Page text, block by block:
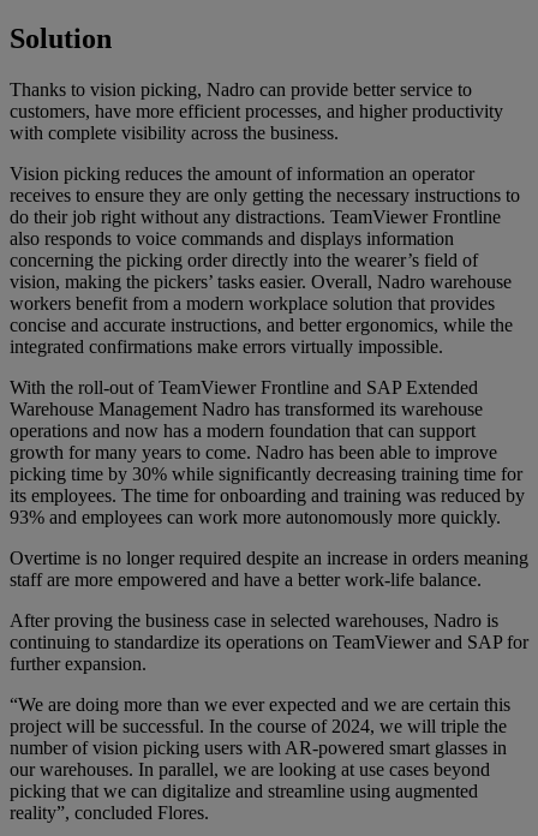
Solution
Thanks to vision picking, Nadro can provide better service to
customers, have more efficient processes, and higher productivity
with complete visibility across the business.
Vision picking reduces the amount of information an operator
receives to ensure they are only getting the necessary instructions to
do their job right without any distractions. TeamViewer Frontline
also responds to voice commands and displays information
concerning the picking order directly into the wearer’s field of
vision, making the pickers’ tasks easier. Overall, Nadro warehouse
workers benefit from a modern workplace solution that provides
concise and accurate instructions, and better ergonomics, while the
integrated confirmations make errors virtually impossible.
With the roll-out of TeamViewer Frontline and SAP Extended
Warehouse Management Nadro has transformed its warehouse
operations and now has a modern foundation that can support
growth for many years to come. Nadro has been able to improve
picking time by 30% while significantly decreasing training time for
its employees. The time for onboarding and training was reduced by
93% and employees can work more autonomously more quickly.
Overtime is no longer required despite an increase in orders meaning
staff are more empowered and have a better work-life balance.
After proving the business case in selected warehouses, Nadro is
continuing to standardize its operations on TeamViewer and SAP for
further expansion.
“We are doing more than we ever expected and we are certain this
project will be successful. In the course of 2024, we will triple the
number of vision picking users with AR-powered smart glasses in
our warehouses. In parallel, we are looking at use cases beyond
picking that we can digitalize and streamline using augmented
reality”, concluded Flores.